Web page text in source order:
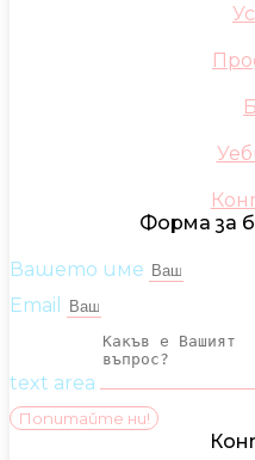
Форма за
Вашето име
Email
text area
Попитайте ни!